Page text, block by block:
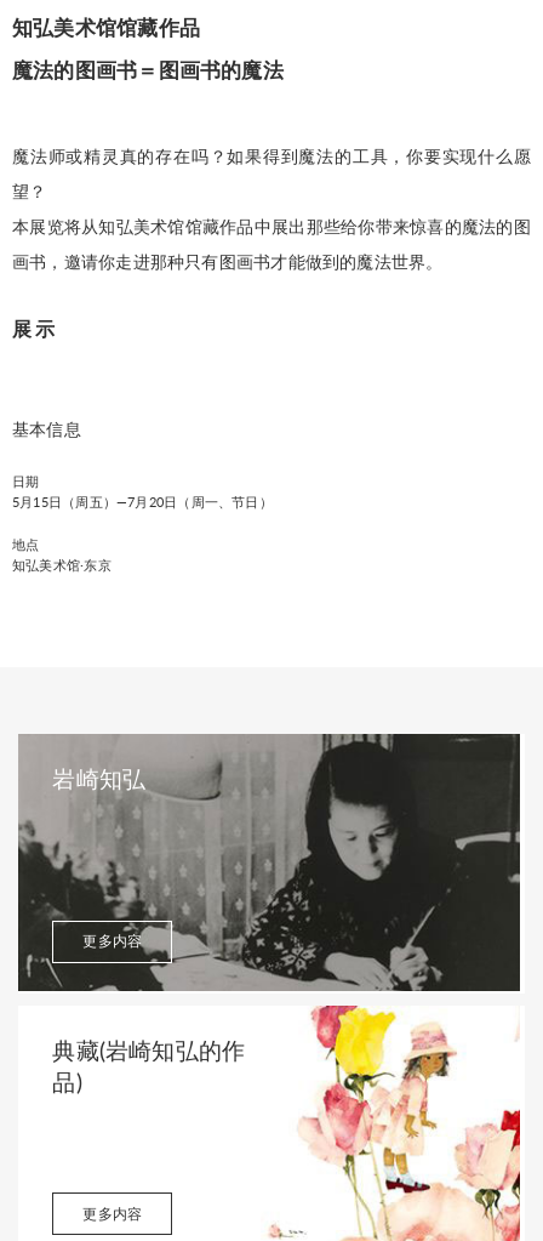
知弘美术馆馆藏作品
魔法的图画书＝图画书的魔法
魔法师或精灵真的存在吗？如果得到魔法的工具，你要实现什么愿
望？
本展览将从知弘美术馆馆藏作品中展出那些给你带来惊喜的魔法的图
画书，邀请你走进那种只有图画书才能做到的魔法世界。
展示
基本信息
日期
5月15日（周五）—7月20日（周一、节日）
地点
知弘美术馆·东京
岩崎知弘
更多内容
典藏(岩崎知弘的作
品)
更多内容